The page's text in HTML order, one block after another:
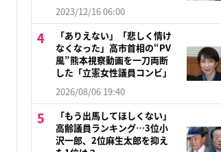
2023/12/16 06:00
「ありえない」「悲しく情け
なくなった」高市首相の“PV
風”熊本視察動画を一刀両断
した「立憲女性議員コンビ」
2026/08/06 19:40
「もう出馬してほしくない」
高齢議員ランキング…3位小
沢一郎、2位麻生太郎を抑え